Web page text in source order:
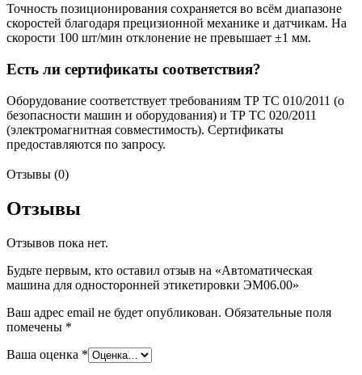
Точность позиционирования сохраняется во всём диапазоне
скоростей благодаря прецизионной механике и датчикам. На
скорости 100 шт/мин отклонение не превышает ±1 мм.
Есть ли сертификаты соответствия?
Оборудование соответствует требованиям ТР ТС 010/2011 (о
безопасности машин и оборудования) и ТР ТС 020/2011
(электромагнитная совместимость). Сертификаты
предоставляются по запросу.
Отзывы (0)
Отзывы
Отзывов пока нет.
Будьте первым, кто оставил отзыв на «Автоматическая
машина для односторонней этикетировки ЭМ06.00»
Ваш адрес email не будет опубликован. Обязательные поля
помечены *
Ваша оценка *